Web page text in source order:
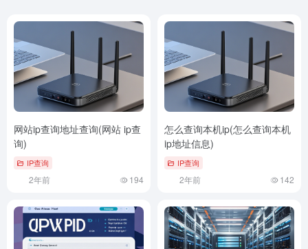
网站ip查询地址查询(网站 ip查
询)
IP查询
2年前 194
怎么查询本机ip(怎么查询本机
ip地址信息)
IP查询
2年前 142